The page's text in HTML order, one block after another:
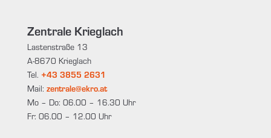
Zentrale Krieglach
Lastenstraße 13
A-8670 Krieglach
Tel. +43 3855 2631
Mail: zentrale@ekro.at
Mo – Do: 06.00 – 16.30 Uhr
Fr: 06.00 – 12.00 Uhr